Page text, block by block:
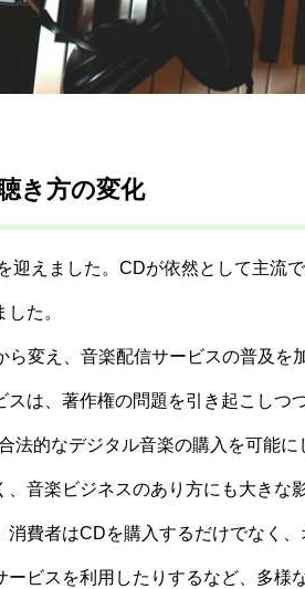
き方の変化
迎えました。CDが依然として主流
た。
変え、音楽配信サービスの普及を
は、著作権の問題を引き起こしつ
法的なデジタル音楽の購入を可能に
音楽ビジネスのあり方にも大きな
費者はCDを購入するだけでなく、
ビスを利用したりするなど、多様